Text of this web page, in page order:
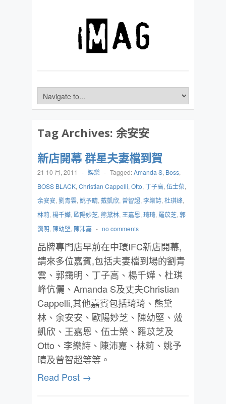
Tag Archives: 余安安
新店開幕 群星夫妻檔到賀
21 10 月, 2011 - 娛樂 - Tagged:Amanda S, Boss,
BOSS BLACK, Christian Cappelli, Otto, 丁子高, 伍士榮,
余安安, 劉青雲, 姚予晴, 戴凱欣, 曾智超, 李樂詩, 杜琪峰,
林莉, 楊千嬅, 歐陽妙芝, 熊黛林, 王嘉恩, 琦琦, 羅苡芝, 郭
靄明, 陳幼堅, 陳沛嘉 - no comments
品牌專門店早前在中環IFC新店開幕,
請來多位嘉賓,包括夫妻檔到場的劉青
雲、郭靄明、丁子高、楊千嬅、杜琪
峰伉儷、Amanda S及丈夫Christian
Cappelli,其他嘉賓包括琦琦、熊黛
林、余安安、歐陽妙芝、陳幼堅、戴
凱欣、王嘉恩、伍士榮、羅苡芝及
Otto、李樂詩、陳沛嘉、林莉、姚予
晴及曾智超等等。
Read Post →